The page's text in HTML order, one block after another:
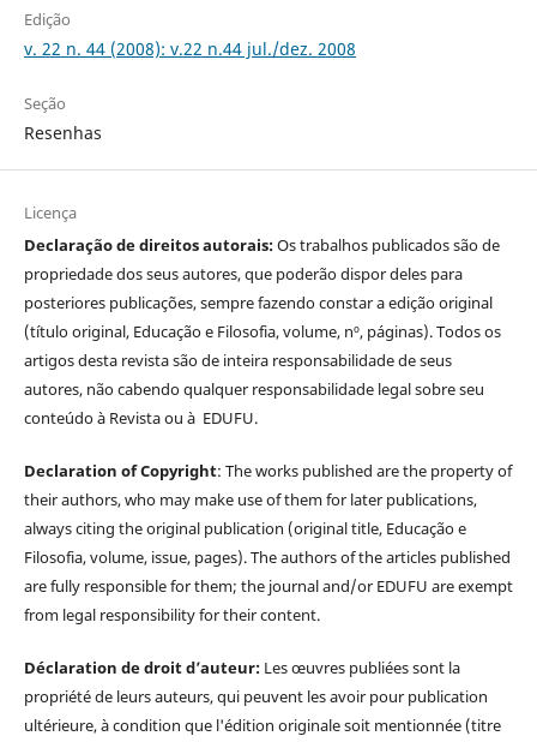
Edição
v. 22 n. 44 (2008): v.22 n.44 jul./dez. 2008
Seção
Resenhas
Licença
Declaração de direitos autorais:Os trabalhos publicados são de
propriedade dos seus autores, que poderão dispor deles para
posteriores publicações, sempre fazendo constar a edição original
(título original, Educação e Filosofia, volume, nº, páginas). Todos os
artigos desta revista são de inteira responsabilidade de seus
autores, não cabendo qualquer responsabilidade legal sobre seu
conteúdo à Revista ou à EDUFU.
Declaration of Copyright: The works published are the property of
their authors, who may make use of them for later publications,
always citing the original publication (original title, Educação e
Filosofia, volume, issue, pages). The authors of the articles published
are fully responsible for them; the journal and/or EDUFU are exempt
from legal responsibility for their content.
Déclaration de droit d’auteur: Les œuvres publiées sont la
propriété de leurs auteurs, qui peuvent les avoir pour publication
ultérieure, à condition que l'édition originale soit mentionnée (titre